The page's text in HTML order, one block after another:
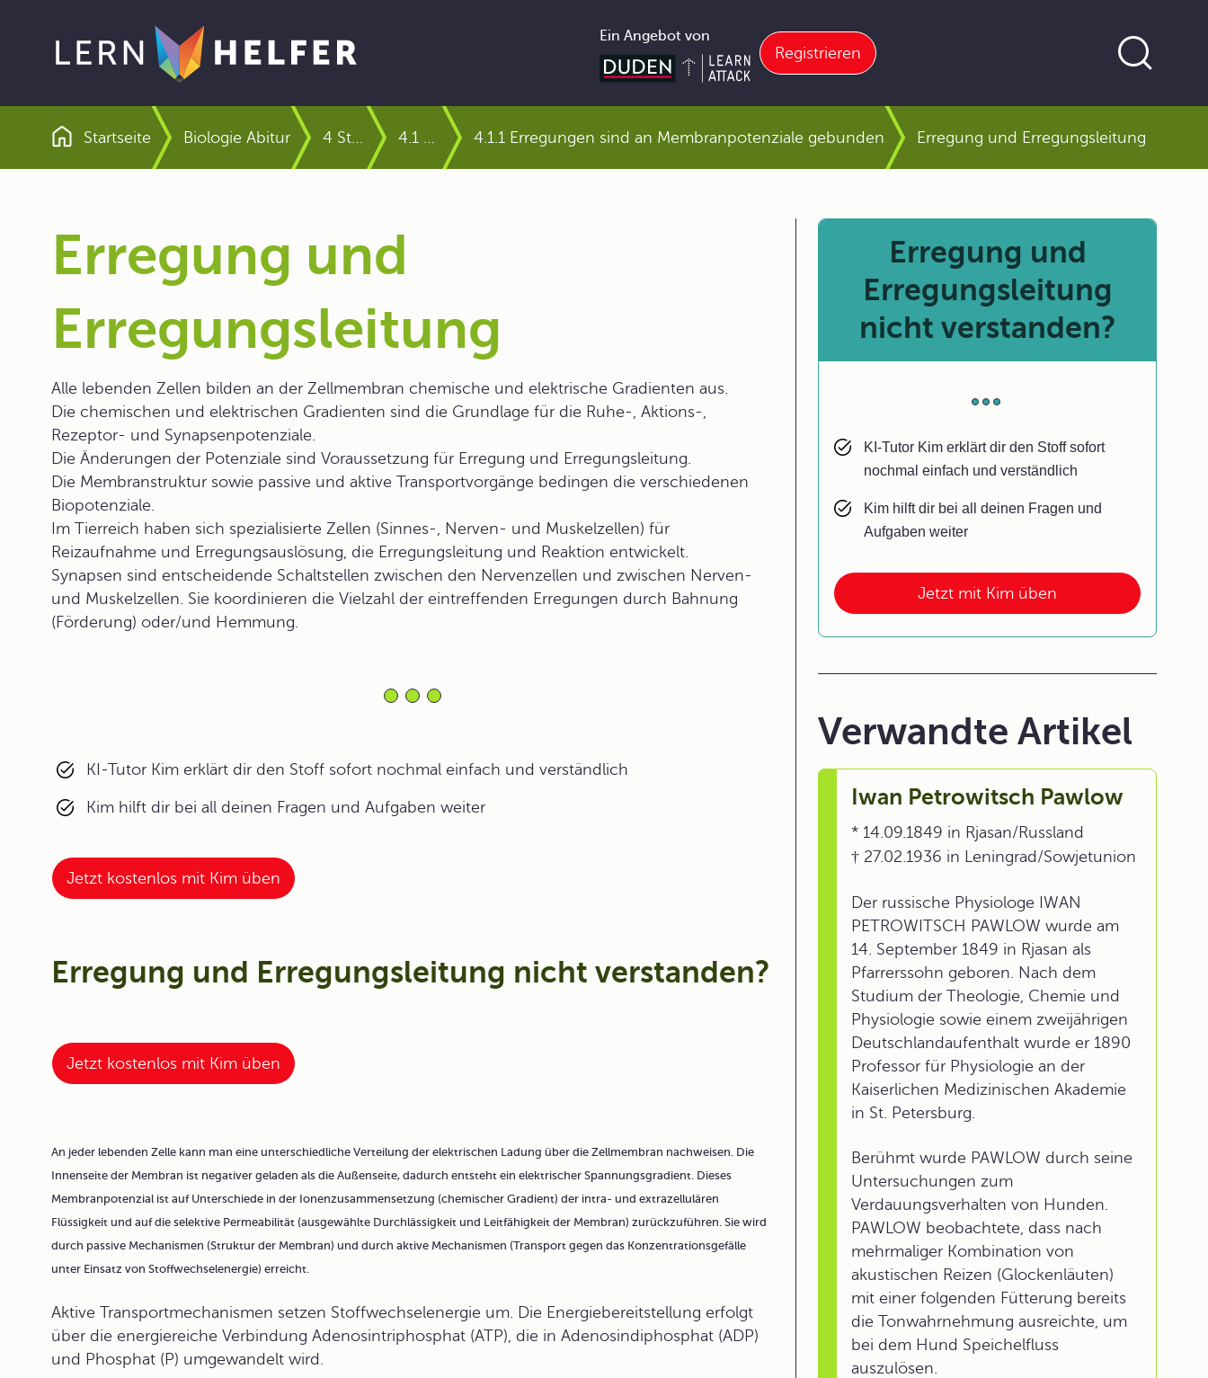
Ein Angebot von
Registrieren
Pfadnavigation
Startseite Biologie Abitur 4.1.1 Erregungen sind an Membranpotenziale gebunden Erregung und Erregungsleitung
Erregung und
Erregungsleitung
Alle lebenden Zellen bilden an der Zellmembran chemische und elektrische Gradienten aus.
Die chemischen und elektrischen Gradienten sind die Grundlage für die Ruhe-, Aktions-,
Rezeptor- und Synapsenpotenziale.
Die Änderungen der Potenziale sind Voraussetzung für Erregung und Erregungsleitung.
Die Membranstruktur sowie passive und aktive Transportvorgänge bedingen die verschiedenen
Biopotenziale.
Im Tierreich haben sich spezialisierte Zellen (Sinnes-, Nerven- und Muskelzellen) für
Reizaufnahme und Erregungsauslösung, die Erregungsleitung und Reaktion entwickelt.
Synapsen sind entscheidende Schaltstellen zwischen den Nervenzellen und zwischen Nerven-
und Muskelzellen. Sie koordinieren die Vielzahl der eintreffenden Erregungen durch Bahnung
(Förderung) oder/und Hemmung.
KI-Tutor Kim erklärt dir den Stoff sofort nochmal einfach und verständlich
Kim hilft dir bei all deinen Fragen und Aufgaben weiter
Jetzt kostenlos mit Kim üben
Erregung und Erregungsleitung nicht verstanden?
Jetzt kostenlos mit Kim üben
An jeder lebenden Zelle kann man eine unterschiedliche Verteilung der elektrischen Ladung über die Zellmembran nachweisen. Die
Innenseite der Membran ist negativer geladen als die Außenseite, dadurch entsteht ein elektrischer Spannungsgradient. Dieses
Membranpotenzial ist auf Unterschiede in der Ionenzusammensetzung (chemischer Gradient) der intra- und extrazellulären
Flüssigkeit und auf die selektive Permeabilität (ausgewählte Durchlässigkeit und Leitfähigkeit der Membran) zurückzuführen. Sie wird
durch passive Mechanismen (Struktur der Membran) und durch aktive Mechanismen (Transport gegen das Konzentrationsgefälle
unter Einsatz von Stoffwechselenergie) erreicht.
Aktive Transportmechanismen setzen Stoffwechselenergie um. Die Energiebereitstellung erfolgt
über die energiereiche Verbindung Adenosintriphosphat (ATP), die in Adenosindiphosphat (ADP)
und Phosphat (P) umgewandelt wird.
Jetzt mit Kim üben
Erregung und
Erregungsleitung
nicht verstanden?
KI-Tutor Kim erklärt dir den Stoff sofort
nochmal einfach und verständlich
Kim hilft dir bei all deinen Fragen und
Aufgaben weiter
Verwandte Artikel
Iwan Petrowitsch Pawlow
* 14.09.1849 in Rjasan/Russland
† 27.02.1936 in Leningrad/Sowjetunion
Der russische Physiologe IWAN
PETROWITSCH PAWLOW wurde am
14. September 1849 in Rjasan als
Pfarrerssohn geboren. Nach dem
Studium der Theologie, Chemie und
Physiologie sowie einem zweijährigen
Deutschlandaufenthalt wurde er 1890
Professor für Physiologie an der
Kaiserlichen Medizinischen Akademie
in St. Petersburg.
Berühmt wurde PAWLOW durch seine
Untersuchungen zum
Verdauungsverhalten von Hunden.
PAWLOW beobachtete, dass nach
mehrmaliger Kombination von
akustischen Reizen (Glockenläuten)
mit einer folgenden Fütterung bereits
die Tonwahrnehmung ausreichte, um
bei dem Hund Speichelfluss
auszulösen.